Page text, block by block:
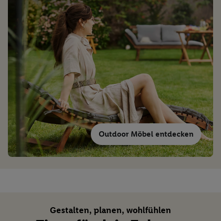
e
n
Outdoor Möbel entdecken
Gestalten, planen, wohlfühlen